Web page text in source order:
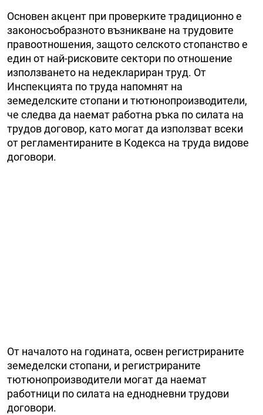
Основен акцент при проверките традиционно е
законосъобразното възникване на трудовите
правоотношения, защото селското стопанство е
един от най-рисковите сектори по отношение
използването на недеклариран труд. От
Инспекцията по труда напомнят на
земеделските стопани и тютюнопроизводители,
че следва да наемат работна ръка по силата на
трудов договор, като могат да използват всеки
от регламентираните в Кодекса на труда видове
договори.
От началото на годината, освен регистрираните
земеделски стопани, и регистрираните
тютюнопроизводители могат да наемат
работници по силата на еднодневни трудови
договори.